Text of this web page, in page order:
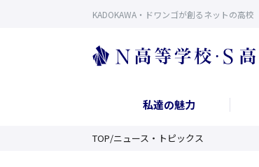
KADOKAWA・ドワンゴが創るネットの高校
私達の魅力
TOP/ニュース・トピックス